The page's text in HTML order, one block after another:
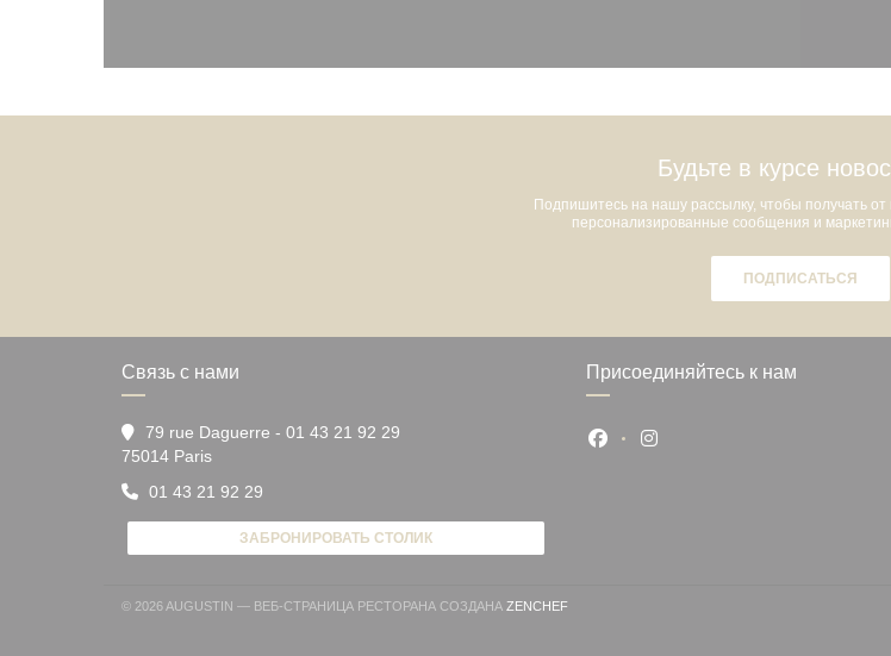
Будьте в курсе
Подпишитесь на нашу рассылку, чтобы получать от
персонализированные сообщения и
ПОДПИСАТЬСЯ
Связь с нами
79 rue Daguerre - 01 43 21 92 29
75014 Paris((открывается в новом окне))
01 43 21 92 29
ЗАБРОНИРОВАТЬ СТОЛИК
Присоединяйтесь к нам
Facebook ((открывается в новом
Instagram ((открывается в
© 2026 AUGUSTIN — ВЕБ-СТРАНИЦА РЕСТОРАНА СОЗДАНА ZENCHEF((ОТКРЫВАЕТСЯ В НОВОМ ОКНЕ))